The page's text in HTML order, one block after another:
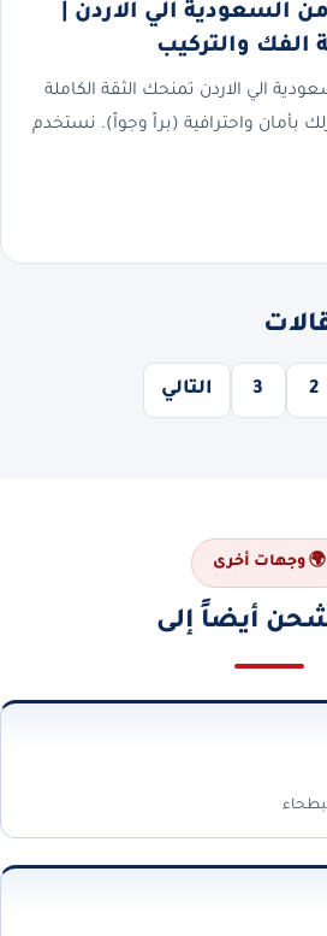
الي الاردن |
الي الاردن تمنحك الثقة الكاملة
بأمان واحترافية (براً وجواً). نستخدم
2
3 التالي
🌍 وجهات أخرى
أيضاً إلى